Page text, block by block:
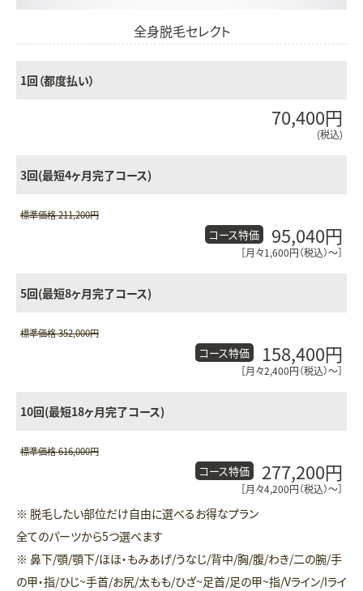
全身脱毛セレクト
1回（都度払い）
70,400円
(税込)
3回(最短4ヶ月完了コース)
標準価格 211,200円
コース特価 95,040円
［月々1,600円（税込）〜］
5回(最短8ヶ月完了コース)
標準価格 352,000円
コース特価 158,400円
［月々2,400円（税込）〜］
10回(最短18ヶ月完了コース)
標準価格 616,000円
コース特価 277,200円
［月々4,200円（税込）〜］
※ 脱毛したい部位だけ自由に選べるお得なプラン
全てのパーツから5つ選べます
※ 鼻下/顎/顎下/ほほ・もみあげ/うなじ/背中/胸/腹/わき/二の腕/手
の甲・指/ひじ~手首/お尻/太もも/ひざ~足首/足の甲~指/Vライン/Iライ